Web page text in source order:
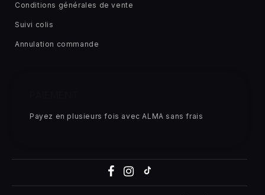
Conditions générales de vente
Suivi colis
Annulation commande
Payez en plusieurs fois avec ALMA sans frais